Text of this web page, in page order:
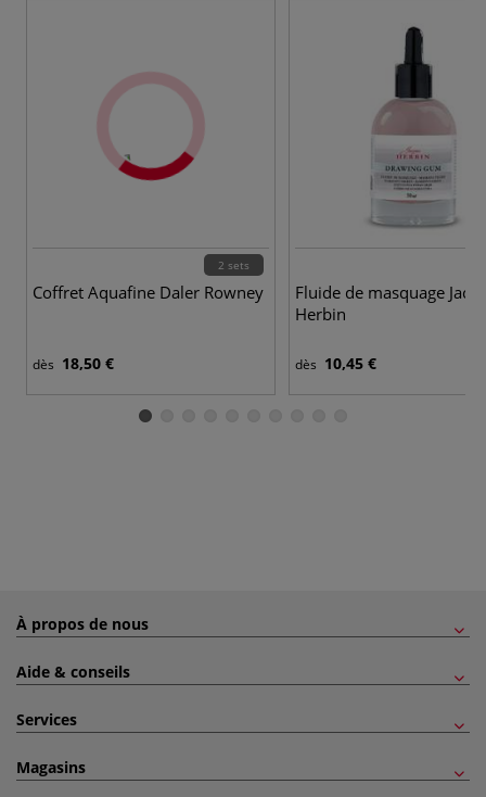
2 sets
Coffret Aquafine Daler Rowney
dès 18,50 €
Fluide de masquage
Herbin
dès 10,45 €
À propos de nous
Aide & conseils
Services
Magasins